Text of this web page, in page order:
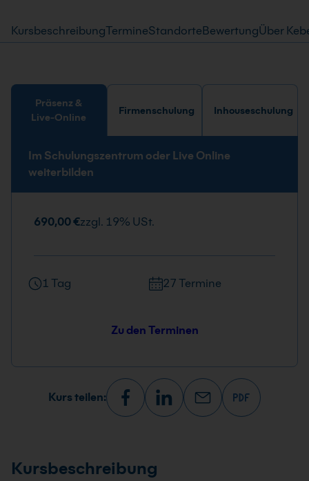
KursbeschreibungTermineStandorteBewertungÜber
Präsenz &
Live-Online
Firmenschulung Inhouseschulung
Im Schulungszentrum oder Live Online
weiterbilden
690,00 €zzgl. 19% USt.
1 Tag 27 Termine
Zu den Terminen
Kurs teilen:
Kursbeschreibung